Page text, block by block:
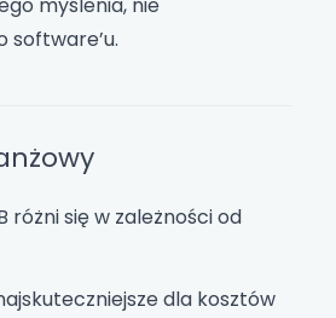
software’u.
różni się w zależności od
dla kosztów